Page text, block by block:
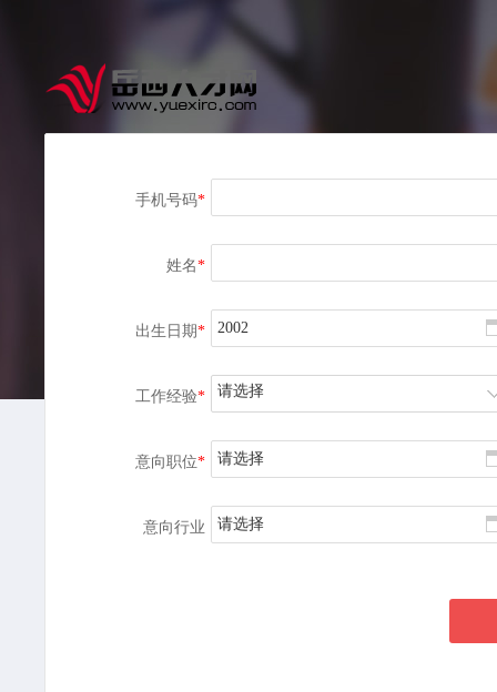
手机号码*
姓名*
出生日期*
工作经验* 请选择
意向职位* 请选择
意向行业 请选择